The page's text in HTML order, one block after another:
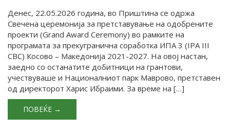
Денес, 22.05.2026 година, во Приштина се одржа
Свечена церемонија за претставување на одобрените
проекти (Grand Award Ceremony) во рамките на
програмата за прекугранична соработка ИПА 3 (IPA III
CBC) Косово – Македонија 2021-2027. На овој настан,
заедно со останатите добитници на грантови,
учествуваше и Националниот парк Маврово, претставен
од директорот Харис Ибраими. За време на […]
ПОВЕЌЕ →